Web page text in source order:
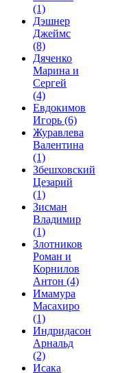
(1)
Дэшнер
Джеймс
(8)
Дяченко
Марина и
Сергей
(4)
Евдокимов
Игорь (6)
Журавлева
Валентина
(1)
Збешховский
Цезарий
(1)
Зисман
Владимир
(1)
Злотников
Роман и
Корнилов
Антон (4)
Имамура
Масахиро
(1)
Индридасон
Арнальд
(2)
Исака